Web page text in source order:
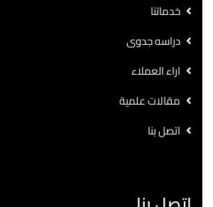
خدماتنا
دراسه جدوى
اراء العملاء
مقالات علمية
اتصل بنا